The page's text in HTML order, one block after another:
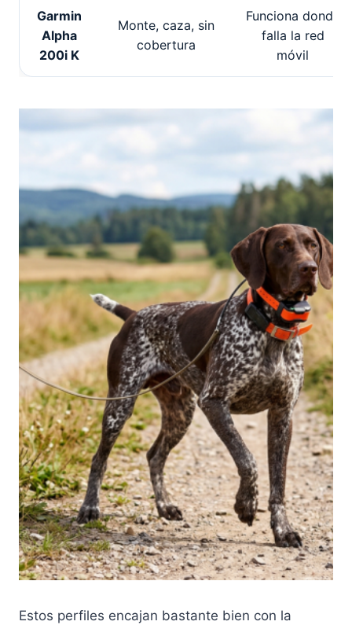
Garmin
Alpha
200i K
Monte, caza, sin
cobertura
Funciona donde
falla la red
móvil
Estos perfiles encajan bastante bien con la